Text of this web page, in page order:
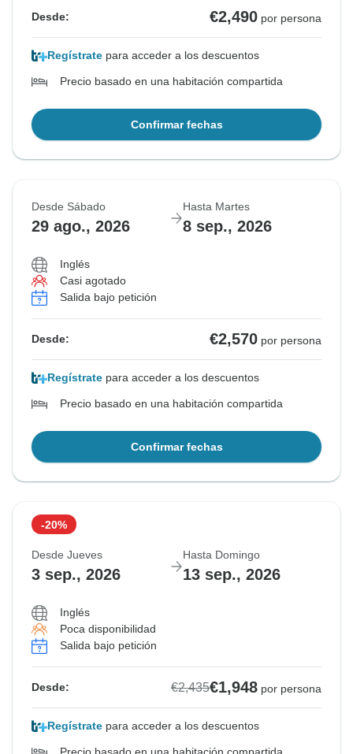
Desde: €2,490 por persona
Regístrate para acceder a los descuentos
Precio basado en una habitación compartida
Confirmar fechas
Desde Sábado
29 ago., 2026
Hasta Martes
8 sep., 2026
Inglés
Casi agotado
Salida bajo petición
Desde: €2,570 por persona
Regístrate para acceder a los descuentos
Precio basado en una habitación compartida
Confirmar fechas
-20%
Desde Jueves
3 sep., 2026
Hasta Domingo
13 sep., 2026
Inglés
Poca disponibilidad
Salida bajo petición
Desde: €2,435€1,948 por persona
Regístrate para acceder a los descuentos